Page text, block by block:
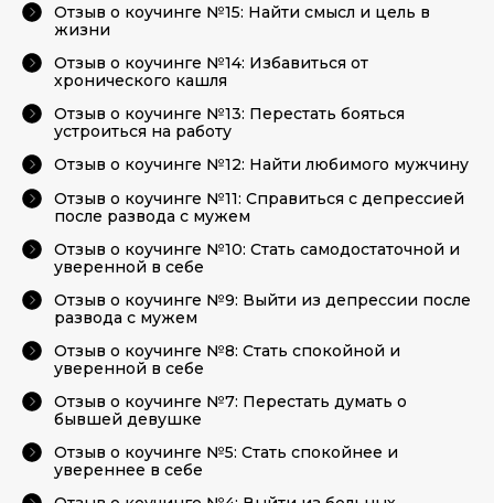
Отзыв о коучинге №15: Найти смысл и цель в
жизни
Отзыв о коучинге №14: Избавиться от
хронического кашля
Отзыв о коучинге №13: Перестать бояться
устроиться на работу
Отзыв о коучинге №12: Найти любимого мужчину
Отзыв о коучинге №11: Справиться с депрессией
после развода с мужем
Отзыв о коучинге №10: Стать самодостаточной и
уверенной в себе
Отзыв о коучинге №9: Выйти из депрессии после
развода с мужем
Отзыв о коучинге №8: Стать спокойной и
уверенной в себе
Отзыв о коучинге №7: Перестать думать о
бывшей девушке
Отзыв о коучинге №5: Стать спокойнее и
увереннее в себе